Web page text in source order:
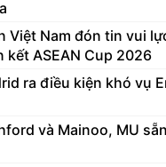
Việt Nam đón tin vui
kết ASEAN Cup 2026
ra điều kiện khó vụ
và Mainoo, MU